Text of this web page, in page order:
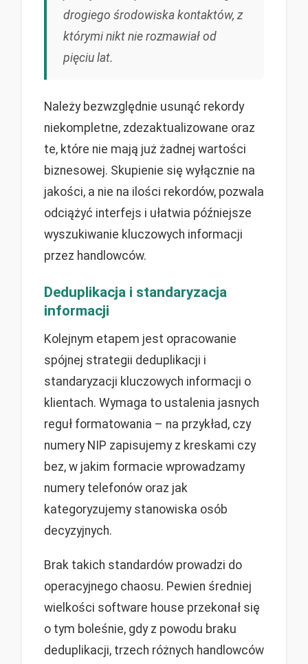
drogiego środowiska kontaktów, z
którymi nikt nie rozmawiał od
pięciu lat.
Należy bezwzględnie usunąć rekordy
niekompletne, zdezaktualizowane oraz
te, które nie mają już żadnej wartości
biznesowej. Skupienie się wyłącznie na
jakości, a nie na ilości rekordów, pozwala
odciążyć interfejs i ułatwia późniejsze
wyszukiwanie kluczowych informacji
przez handlowców.
Deduplikacja i standaryzacja
informacji
Kolejnym etapem jest opracowanie
spójnej strategii deduplikacji i
standaryzacji kluczowych informacji o
klientach. Wymaga to ustalenia jasnych
reguł formatowania – na przykład, czy
numery NIP zapisujemy z kreskami czy
bez, w jakim formacie wprowadzamy
numery telefonów oraz jak
kategoryzujemy stanowiska osób
decyzyjnych.
Brak takich standardów prowadzi do
operacyjnego chaosu. Pewien średniej
wielkości software house przekonał się
o tym boleśnie, gdy z powodu braku
deduplikacji, trzech różnych handlowców